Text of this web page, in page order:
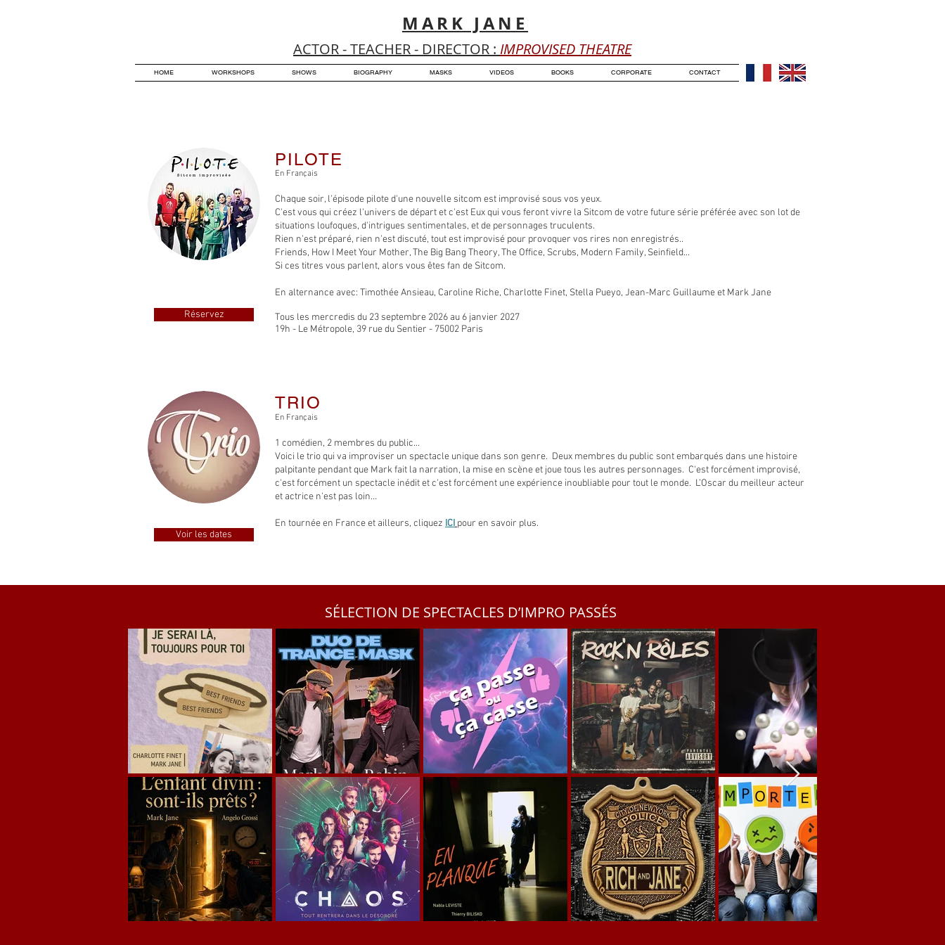
MARK JANE
ACTOR - TEACHER - DIRECTOR : IMPROVISED THEATRE
HOME WORKSHOPS SHOWS BIOGRAPHY MASKS VIDEOS BOOKS CORPORATE CONTACT
Réservez
En Français
PILOTE
Chaque soir, l'épisode pilote d'une nouvelle sitcom est improvisé sous vos yeux.
C'est vous qui créez l'univers de départ et c'est Eux qui vous feront vivre la Sitcom de votre future série préférée avec son lot de
situations loufoques, d'intrigues sentimentales, et de personnages truculents.
Rien n'est préparé, rien n'est discuté, tout est improvisé pour provoquer vos rires non enregistrés..
Friends, How I Meet Your Mother, The Big Bang Theory, The Office, Scrubs, Modern Family, Seinfield...
Si ces titres vous parlent, alors vous êtes fan de Sitcom.
En alternance avec: Timothée Ansieau, Caroline Riche, Charlotte Finet, Stella Pueyo, Jean-Marc Guillaume et Mark Jane
Tous les mercredis du 23 septembre 2026 au 6 janvier 2027
19h - Le Métropole, 39 rue du Sentier - 75002 Paris
Voir les dates
En Français
TRIO
1 comédien, 2 membres du public...
Voici le trio qui va improviser un spectacle unique dans son genre. Deux membres du public sont embarqués dans une histoire
palpitante pendant que Mark fait la narration, la mise en scène et joue tous les autres personnages. C'est forcément improvisé,
c'est forcément un spectacle inédit et c'est forcément une expérience inoubliable pour tout le monde. L’Oscar du meilleur acteur
et actrice n'est pas loin…
En tournée en France et ailleurs, cliquez ICI pour en savoir plus.
SÉLECTION DE SPECTACLES D’IMPRO PASSÉS